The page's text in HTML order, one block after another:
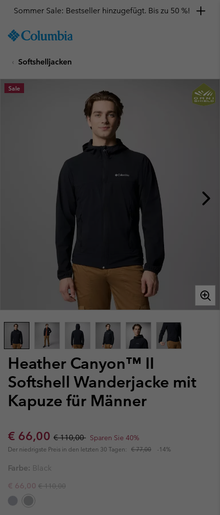
TO
SKIP
MAIN
NAV
Sommer Sale: Bestseller hinzugefügt. Bis zu 50 %!
Softshelljacken
Heather Canyon™ II
Softshell Wanderjacke mit
Kapuze für Männer
Sale price:
€ 66,00 Regular price:
€ 110,00 Sparen Sie 40%
Der niedrigste Preis in den letzten 30 Tagen: € 77,00 -14%
Sale
Farbe: Black
Sale price:
€ 66,00 Regular price:
€ 110,00